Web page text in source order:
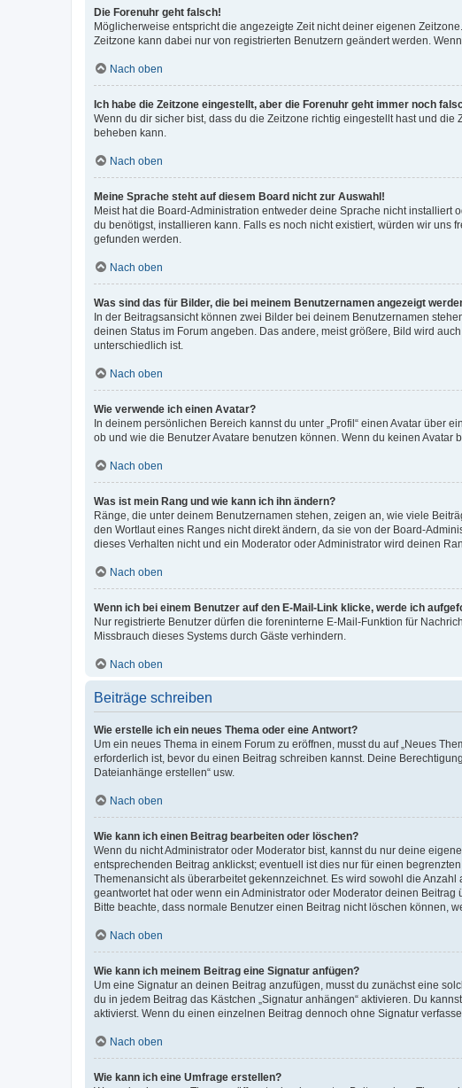
Die Forenuhr geht falsch!
Möglicherweise entspricht die angezeigte Zeit nicht deiner eigenen
Zeitzone kann dabei nur von registrierten Benutzern geändert werden.
Nach oben
Ich habe die Zeitzone eingestellt, aber die Forenuhr geht immer noch
Wenn du dir sicher bist, dass du die Zeitzone richtig eingestellt hast und
beheben kann.
Nach oben
Meine Sprache steht auf diesem Board nicht zur Auswahl!
Meist hat die Board-Administration entweder deine Sprache nicht installiert
du benötigst, installieren kann. Falls es noch nicht existiert, würden wir uns
gefunden werden.
Nach oben
Was sind das für Bilder, die bei meinem Benutzernamen angezeigt
In der Beitragsansicht können zwei Bilder bei deinem Benutzernamen
deinen Status im Forum angeben. Das andere, meist größere, Bild wird
unterschiedlich ist.
Nach oben
Wie verwende ich einen Avatar?
In deinem persönlichen Bereich kannst du unter „Profil“ einen Avatar über
ob und wie die Benutzer Avatare benutzen können. Wenn du keinen Avatar
Nach oben
Was ist mein Rang und wie kann ich ihn ändern?
Ränge, die unter deinem Benutzernamen stehen, zeigen an, wie viele
den Wortlaut eines Ranges nicht direkt ändern, da sie von der Board-
dieses Verhalten nicht und ein Moderator oder Administrator wird deinen
Nach oben
Wenn ich bei einem Benutzer auf den E-Mail-Link klicke, werde ich
Nur registrierte Benutzer dürfen die foreninterne E-Mail-Funktion für
Missbrauch dieses Systems durch Gäste verhindern.
Nach oben
Beiträge schreiben
Wie erstelle ich ein neues Thema oder eine Antwort?
Um ein neues Thema in einem Forum zu eröffnen, musst du auf „Neues
erforderlich ist, bevor du einen Beitrag schreiben kannst. Deine
Dateianhänge erstellen“ usw.
Nach oben
Wie kann ich einen Beitrag bearbeiten oder löschen?
Wenn du nicht Administrator oder Moderator bist, kannst du nur deine
entsprechenden Beitrag anklickst; eventuell ist dies nur für einen
Themenansicht als überarbeitet gekennzeichnet. Es wird sowohl die
geantwortet hat oder wenn ein Administrator oder Moderator deinen
Bitte beachte, dass normale Benutzer einen Beitrag nicht löschen können,
Nach oben
Wie kann ich meinem Beitrag eine Signatur anfügen?
Um eine Signatur an deinen Beitrag anzufügen, musst du zunächst eine
du in jedem Beitrag das Kästchen „Signatur anhängen“ aktivieren. Du
aktivierst. Wenn du einen einzelnen Beitrag dennoch ohne Signatur
Nach oben
Wie kann ich eine Umfrage erstellen?